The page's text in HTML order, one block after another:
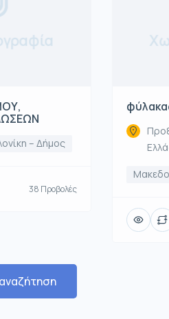
– Δήμος
38 Προβολές